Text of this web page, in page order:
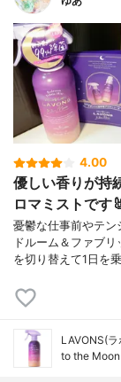
4.00
優しい香りが持
ロマミストです
憂鬱な仕事前やテ
ドルーム＆ファブ
を切り替えて1日を
LAVONS(ラ
to the Moon